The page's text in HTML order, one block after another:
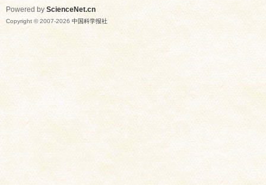
Powered by ScienceNet.cn
Copyright © 2007-2026 中国科学报社